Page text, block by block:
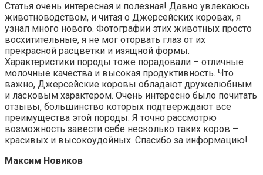
Статья очень интересная и полезная! Давно увлекаюсь
животноводством, и читая о Джерсейских коровах, я
узнал много нового. Фотографии этих животных просто
восхитительные, я не мог оторвать глаз от их
прекрасной расцветки и изящной формы.
Характеристики породы тоже порадовали – отличные
молочные качества и высокая продуктивность. Что
важно, Джерсейские коровы обладают дружелюбным
и ласковым характером. Очень интересно было почитать
отзывы, большинство которых подтверждают все
преимущества этой породы. Я точно рассмотрю
возможность завести себе несколько таких коров –
красивых и высокоудойных. Спасибо за информацию!
Максим Новиков